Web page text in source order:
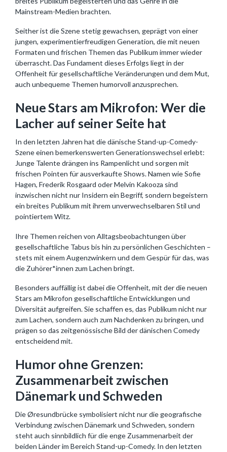
Mainstream-Medien brachten.
Seither ist die Szene stetig gewachsen, geprägt von einer
jungen, experimentierfreudigen Generation, die mit neuen
Formaten und frischen Themen das Publikum immer wieder
überrascht. Das Fundament dieses Erfolgs liegt in der
Offenheit für gesellschaftliche Veränderungen und dem Mut,
auch unbequeme Themen humorvoll anzusprechen.
Neue Stars am Mikrofon: Wer die
Lacher auf seiner Seite hat
In den letzten Jahren hat die dänische Stand-up-Comedy-
Szene einen bemerkenswerten Generationswechsel erlebt:
Junge Talente drängen ins Rampenlicht und sorgen mit
frischen Pointen für ausverkaufte Shows. Namen wie Sofie
Hagen, Frederik Rosgaard oder Melvin Kakooza sind
inzwischen nicht nur Insidern ein Begriff, sondern begeistern
ein breites Publikum mit ihrem unverwechselbaren Stil und
pointiertem Witz.
Ihre Themen reichen von Alltagsbeobachtungen über
gesellschaftliche Tabus bis hin zu persönlichen Geschichten –
stets mit einem Augenzwinkern und dem Gespür für das, was
die Zuhörer*innen zum Lachen bringt.
Besonders auffällig ist dabei die Offenheit, mit der die neuen
Stars am Mikrofon gesellschaftliche Entwicklungen und
Diversität aufgreifen. Sie schaffen es, das Publikum nicht nur
zum Lachen, sondern auch zum Nachdenken zu bringen, und
prägen so das zeitgenössische Bild der dänischen Comedy
entscheidend mit.
Humor ohne Grenzen:
Zusammenarbeit zwischen
Dänemark und Schweden
Die Øresundbrücke symbolisiert nicht nur die geografische
Verbindung zwischen Dänemark und Schweden, sondern
steht auch sinnbildlich für die enge Zusammenarbeit der
beiden Länder im Bereich Stand-up-Comedy. In den letzten